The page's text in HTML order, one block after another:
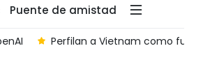
Puente de amistad
Perfilan a Vietnam como